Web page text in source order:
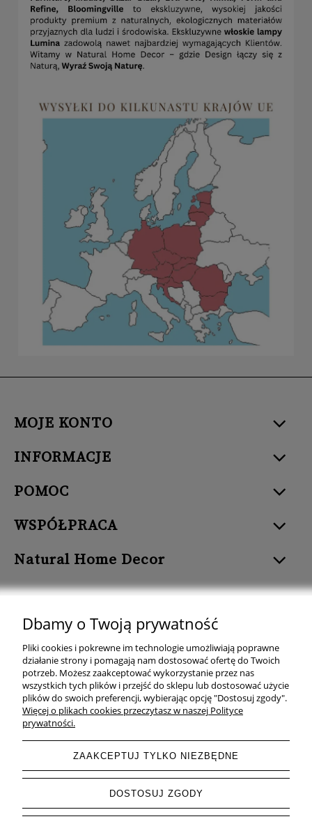
MOJE KONTO
INFORMACJE
POMOC
WSPÓŁPRACA
Natural Home Decor
Natural Home Decor | E-mail: sklep at naturalhomedecor.pl | Tel.:
507 707 299| NIP: 7971800592 | REGON: 381429127
Copyright © 2026 - Naturalhomedecor.pl
Dbamy o Twoją prywatność
Pliki cookies i pokrewne im technologie umożliwiają poprawne
działanie strony i pomagają nam dostosować ofertę do Twoich
potrzeb. Możesz zaakceptować wykorzystanie przez nas
wszystkich tych plików i przejść do sklepu lub dostosować użycie
plików do swoich preferencji, wybierając opcję "Dostosuj zgody".
Więcej o plikach cookies przeczytasz w naszej Polityce
prywatności.
ZAAKCEPTUJ TYLKO NIEZBĘDNE
DOSTOSUJ ZGODY